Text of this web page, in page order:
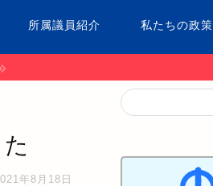
所属議員紹介 私たちの政策
年8月18日